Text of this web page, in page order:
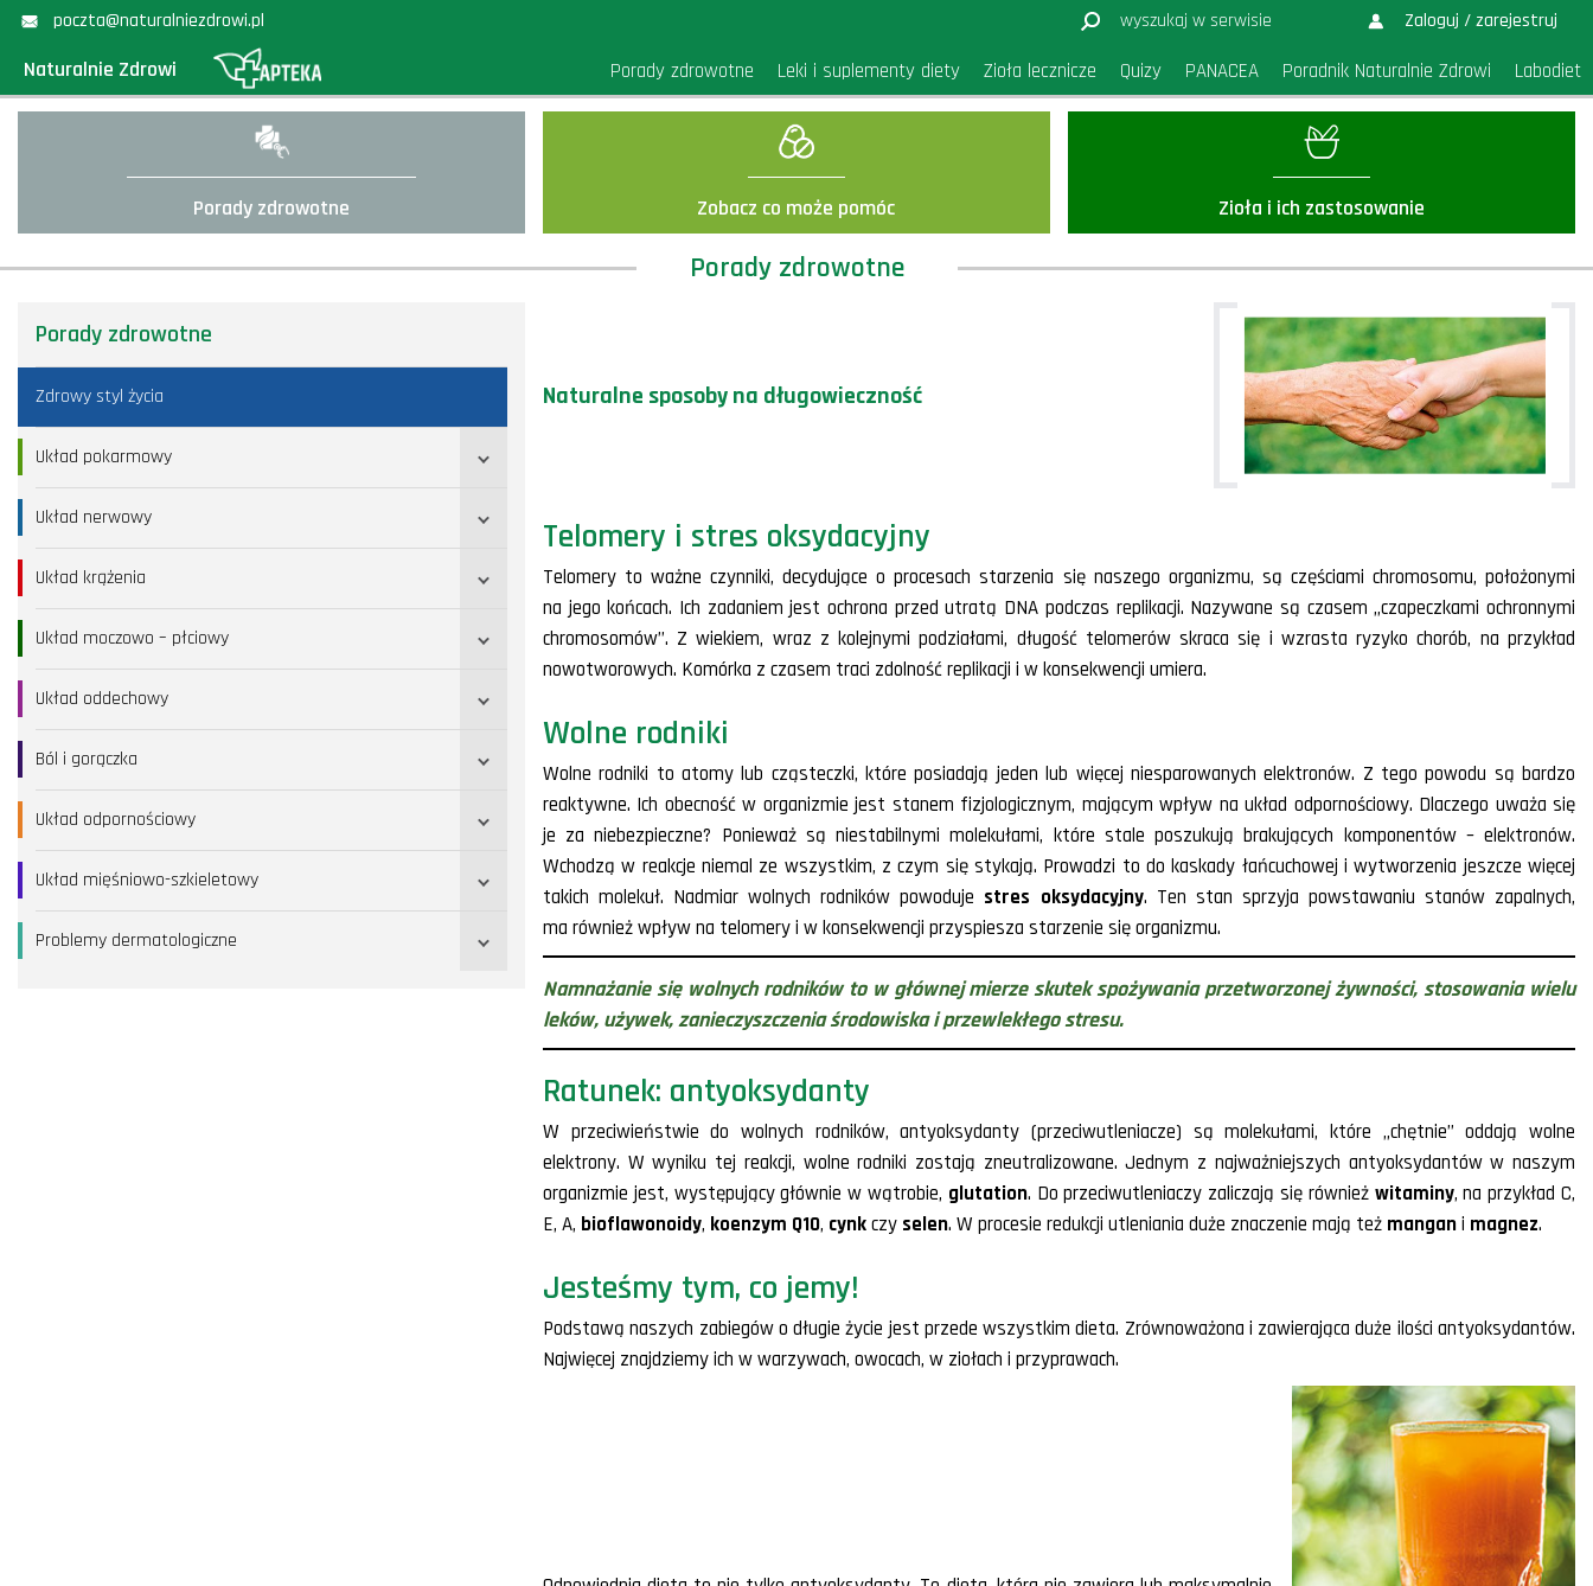
poczta@naturalniezdrowi.pl Zaloguj / zarejestruj
Naturalnie Zdrowi Porady zdrowotne Leki i suplementy diety Zioła lecznicze Quizy PANACEA Poradnik Naturalnie Zdrowi Labodiet
Porady zdrowotne Zobacz co może pomóc Zioła i ich zastosowanie
Porady zdrowotne
Porady zdrowotne
Zdrowy styl życia
Układ pokarmowy
Układ nerwowy
Układ krążenia
Układ moczowo – płciowy
Układ oddechowy
Ból i gorączka
Układ odpornościowy
Układ mięśniowo-szkieletowy
Problemy dermatologiczne
Naturalne sposoby na długowieczność
Telomery i stres oksydacyjny
Telomery to ważne czynniki, decydujące o procesach starzenia się naszego organizmu, są częściami chromosomu, położonymi
na jego końcach. Ich zadaniem jest ochrona przed utratą DNA podczas replikacji. Nazywane są czasem „czapeczkami ochronnymi
chromosomów”. Z wiekiem, wraz z kolejnymi podziałami, długość telomerów skraca się i wzrasta ryzyko chorób, na przykład
nowotworowych. Komórka z czasem traci zdolność replikacji i w konsekwencji umiera.
Wolne rodniki
Wolne rodniki to atomy lub cząsteczki, które posiadają jeden lub więcej niesparowanych elektronów. Z tego powodu są bardzo
reaktywne. Ich obecność w organizmie jest stanem fizjologicznym, mającym wpływ na układ odpornościowy. Dlaczego uważa się
je za niebezpieczne? Ponieważ są niestabilnymi molekułami, które stale poszukują brakujących komponentów – elektronów.
Wchodzą w reakcje niemal ze wszystkim, z czym się stykają. Prowadzi to do kaskady łańcuchowej i wytworzenia jeszcze więcej
takich molekuł. Nadmiar wolnych rodników powoduje stres oksydacyjny. Ten stan sprzyja powstawaniu stanów zapalnych,
ma również wpływ na telomery i w konsekwencji przyspiesza starzenie się organizmu.
Namnażanie się wolnych rodników to w głównej mierze skutek spożywania przetworzonej żywności, stosowania wielu
leków, używek, zanieczyszczenia środowiska i przewlekłego stresu.
Ratunek: antyoksydanty
W przeciwieństwie do wolnych rodników, antyoksydanty (przeciwutleniacze) są molekułami, które „chętnie” oddają wolne
elektrony. W wyniku tej reakcji, wolne rodniki zostają zneutralizowane. Jednym z najważniejszych antyoksydantów w naszym
organizmie jest, występujący głównie w wątrobie, glutation. Do przeciwutleniaczy zaliczają się również witaminy, na przykład C,
E, A, bioflawonoidy, koenzym Q10, cynkczy selen. W procesie redukcji utleniania duże znaczenie mają też mangani magnez.
Jesteśmy tym, co jemy!
Podstawą naszych zabiegów o długie życie jest przede wszystkim dieta. Zrównoważona i zawierająca duże ilości antyoksydantów.
Najwięcej znajdziemy ich w warzywach, owocach, w ziołach i przyprawach.